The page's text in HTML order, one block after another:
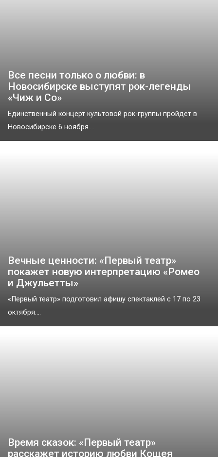
Все песни только о любви: в
Новосибирске выступят рок-легенды
«Чиж и Со»
Единственный концерт культовой рок-группы пройдет в
Новосибирске 6 ноября....
Вечные ценности: «Первый театр»
покажет новую интерпретацию «Ромео
и Джульетты»
«Первый театр» подготовил афишу спектаклей с 17 по 23
октября....
Время сказок: «Первый театр»
расскажет историю любви Кощея